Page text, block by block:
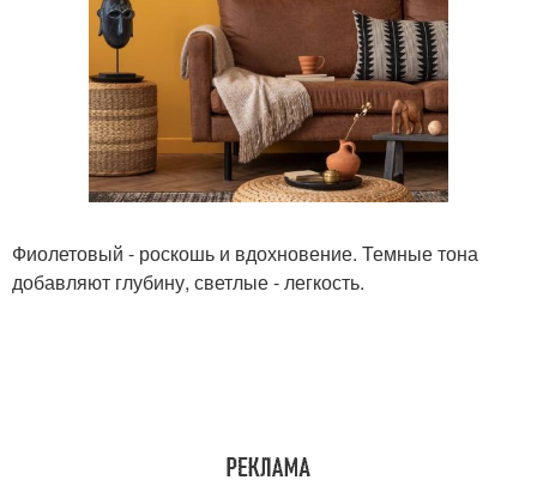
Фиолетовый - роскошь и вдохновение. Темные тона
добавляют глубину, светлые - легкость.